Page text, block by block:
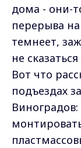
дома - они-
перерыва
темнеет,
не
Вот что
подъездах